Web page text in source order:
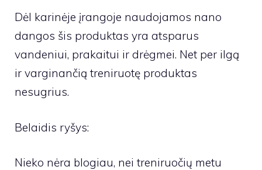
Dėl karinėje įrangoje naudojamos nano
dangos šis produktas yra atsparus
vandeniui, prakaitui ir drėgmei. Net per ilgą
ir varginančią treniruotę produktas
nesugrius.
Belaidis ryšys:
Nieko nėra blogiau, nei treniruočių metu